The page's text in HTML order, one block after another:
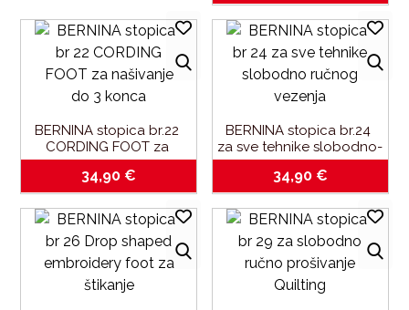
BERNINA stopica br.22
CORDING FOOT za
našivanje do 3 konca
34,90 €
BERNINA stopica br.24
za sve tehnike slobodno-
ručnog vezenja
34,90 €